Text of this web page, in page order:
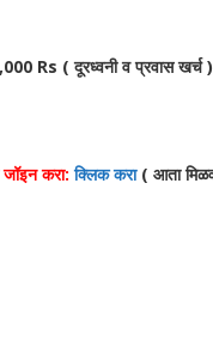
Rs ( दूरध्वनी व प्रवास खर्च )
करा:क्लिक करा ( आता